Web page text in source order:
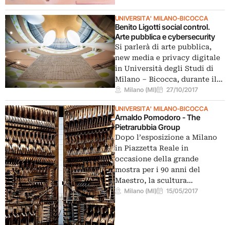
UNIVERSITA' MILANO-BICOCCA
Benito Ligotti social control.
Arte pubblica e cybersecurity
Si parlerà di arte pubblica,
new media e privacy digitale
in Università degli Studi di
Milano – Bicocca, durante il…
Milano (MI) 27/10/2017
UNIVERSITA' MILANO-BICOCCA
Arnaldo Pomodoro - The
Pietrarubbia Group
Dopo l’esposizione a Milano
in Piazzetta Reale in
occasione della grande
mostra per i 90 anni del
Maestro, la scultura…
Milano (MI) 15/05/2017